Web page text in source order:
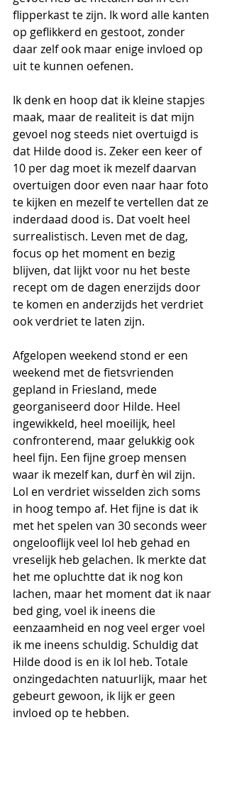
flipperkast te zijn. Ik word alle kanten
op geflikkerd en gestoot, zonder
daar zelf ook maar enige invloed op
uit te kunnen oefenen.
Ik denk en hoop dat ik kleine stapjes
maak, maar de realiteit is dat mijn
gevoel nog steeds niet overtuigd is
dat Hilde dood is. Zeker een keer of
10 per dag moet ik mezelf daarvan
overtuigen door even naar haar foto
te kijken en mezelf te vertellen dat ze
inderdaad dood is. Dat voelt heel
surrealistisch. Leven met de dag,
focus op het moment en bezig
blijven, dat lijkt voor nu het beste
recept om de dagen enerzijds door
te komen en anderzijds het verdriet
ook verdriet te laten zijn.
Afgelopen weekend stond er een
weekend met de fietsvrienden
gepland in Friesland, mede
georganiseerd door Hilde. Heel
ingewikkeld, heel moeilijk, heel
confronterend, maar gelukkig ook
heel fijn. Een fijne groep mensen
waar ik mezelf kan, durf èn wil zijn.
Lol en verdriet wisselden zich soms
in hoog tempo af. Het fijne is dat ik
met het spelen van 30 seconds weer
ongelooflijk veel lol heb gehad en
vreselijk heb gelachen. Ik merkte dat
het me opluchtte dat ik nog kon
lachen, maar het moment dat ik naar
bed ging, voel ik ineens die
eenzaamheid en nog veel erger voel
ik me ineens schuldig. Schuldig dat
Hilde dood is en ik lol heb. Totale
onzingedachten natuurlijk, maar het
gebeurt gewoon, ik lijk er geen
invloed op te hebben.